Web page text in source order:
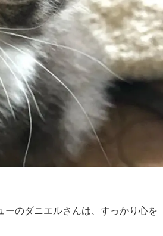
のダニエルさんは、すっかり心を